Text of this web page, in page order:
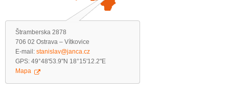
Štramberska 2878
706 02 Ostrava – Vítkovice
E-mail: stanislav@janca.cz
GPS: 49°48'53.9"N 18°15'12.2"E
Mapa